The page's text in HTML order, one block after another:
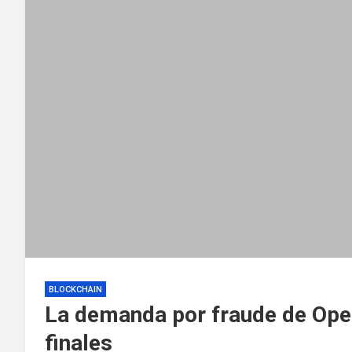
BLOCKCHAIN
La demanda por fraude de
finales